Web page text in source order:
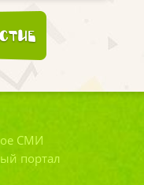
СМИ
портал